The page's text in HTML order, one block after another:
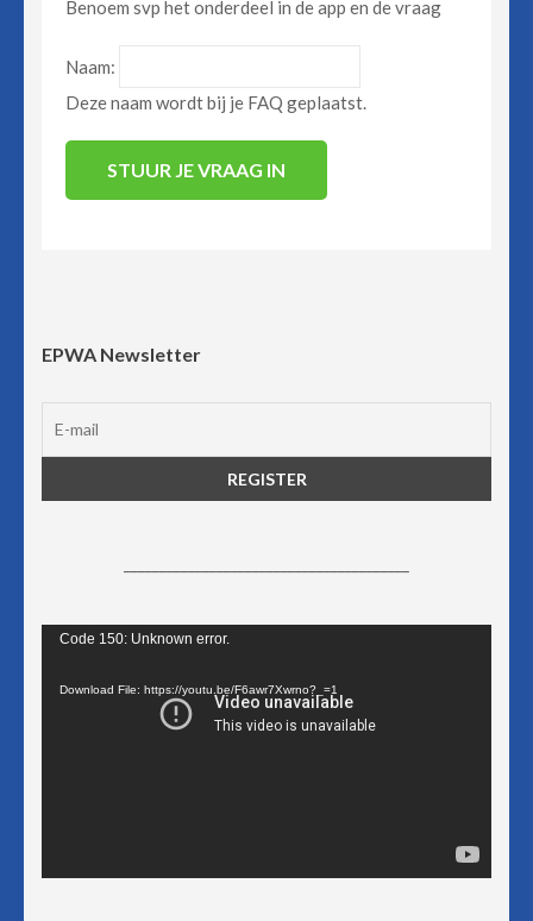
Benoem svp het onderdeel in de app en de vraag
Naam:
Deze naam wordt bij je FAQ geplaatst.
EPWA Newsletter
Video
Code 150: Unknown error.
Download File: https://youtu.be/F6awr7Xwrno?_=1